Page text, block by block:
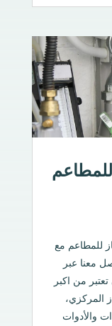
للمطاعم مع
معنا عبر
من اكبر
المركزي،
والأدوات